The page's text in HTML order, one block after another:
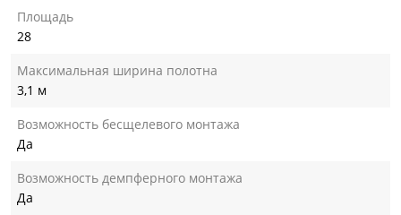
Площадь
28
Максимальная ширина полотна
3,1 м
Возможность бесщелевого монтажа
Да
Возможность демпферного монтажа
Да